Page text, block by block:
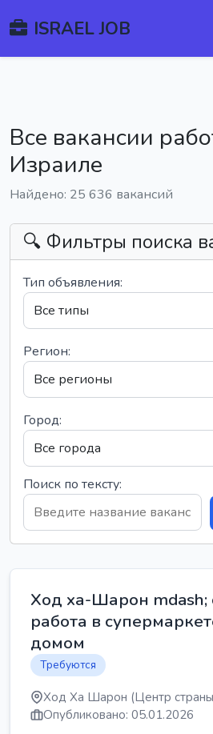
ISRAEL JOB
Все вакансии
Израиле
Найдено: 25 636 вакансий
🔍 Фильтры поиска
Тип объявления:
Регион:
Город:
Поиск по тексту:
Ход ха-Шарон mdash;
работа в
домом
Требуются
Ход Ха Шарон (Центр
Опубликовано: 05.01.2026